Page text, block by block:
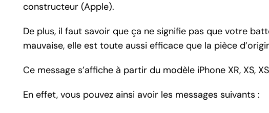
constructeur (Apple).
De plus, il faut savoir que ça ne signifie pas que votre
mauvaise, elle est toute aussi efficace que la pièce
Ce message s’affiche à partir du modèle iPhone XR, XS,
En effet, vous pouvez ainsi avoir les messages suivants :